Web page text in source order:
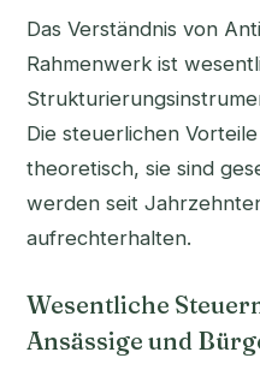
Das Verständnis von
Rahmenwerk ist
Die steuerlichen
theoretisch, sie sind
werden seit
aufrechterhalten.
Wesentliche
Ansässige und